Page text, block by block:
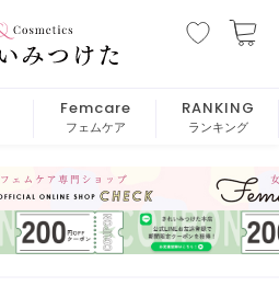
Femcare
フェムケア
RANKING
ランキング